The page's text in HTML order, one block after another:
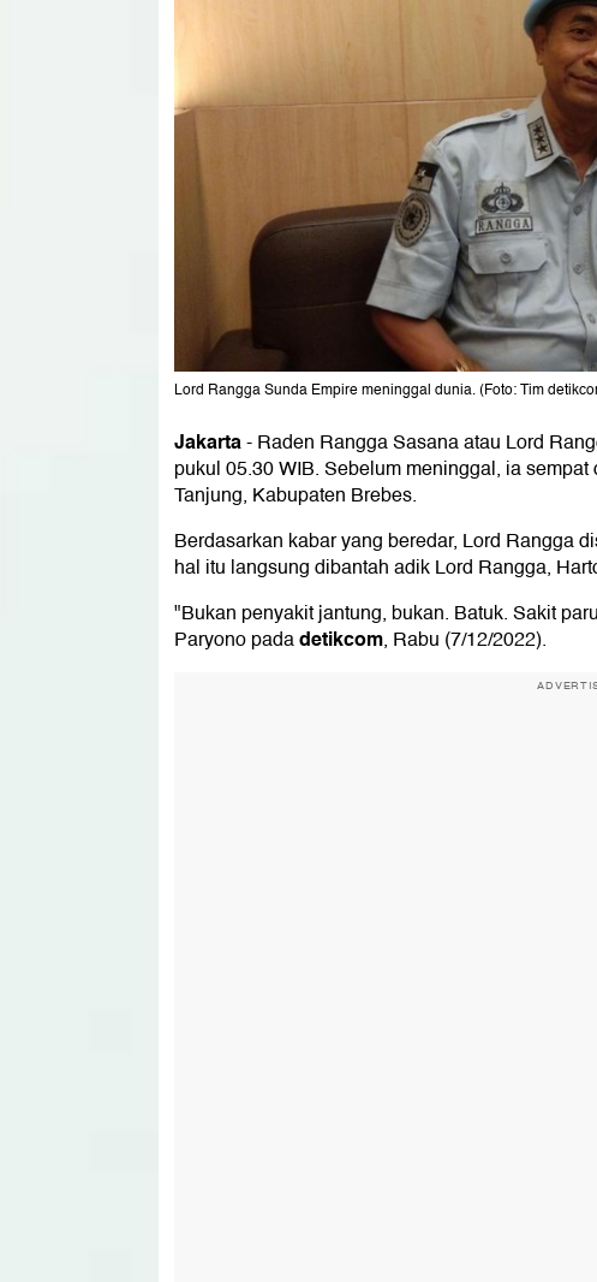
Lord Rangga Sunda Empire meninggal dunia. (Foto: Tim
Jakarta-Raden Rangga Sasana atau Lord
pukul 05.30 WIB. Sebelum meninggal, ia
Tanjung, Kabupaten Brebes.
Berdasarkan kabar yang beredar, Lord Rangga
hal itu langsung dibantah adik Lord Rangga,
"Bukan penyakit jantung, bukan. Batuk. Sakit
Paryono padadetikcom, Rabu (7/12/2022).